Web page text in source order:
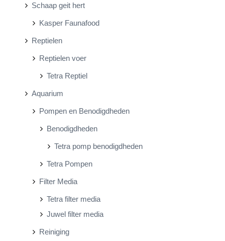
Schaap geit hert
Kasper Faunafood
Reptielen
Reptielen voer
Tetra Reptiel
Aquarium
Pompen en Benodigdheden
Benodigdheden
Tetra pomp benodigdheden
Tetra Pompen
Filter Media
Tetra filter media
Juwel filter media
Reiniging